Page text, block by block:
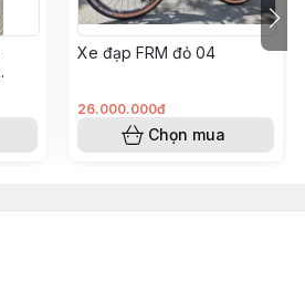
chêm cổ phuộc 28.6 -
chêm cổ phuộc 28.6 -
Cao su bảo vệ gấp xe đạp
Xe đạp FRM đỏ 04
26.000.000đ
Chọn mua